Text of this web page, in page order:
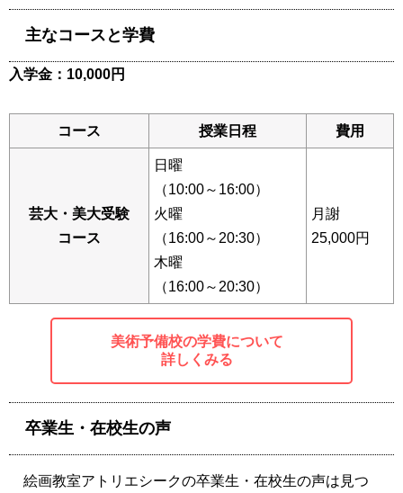
主なコースと学費
入学金：10,000円
コース 授業日程 費用
芸大・美大受験
コース
日曜
（10:00～16:00）
火曜
（16:00～20:30）
木曜
（16:00～20:30）
月謝
25,000円
美術予備校の学費について
詳しくみる
卒業生・在校生の声
絵画教室アトリエシークの卒業生・在校生の声は見つ